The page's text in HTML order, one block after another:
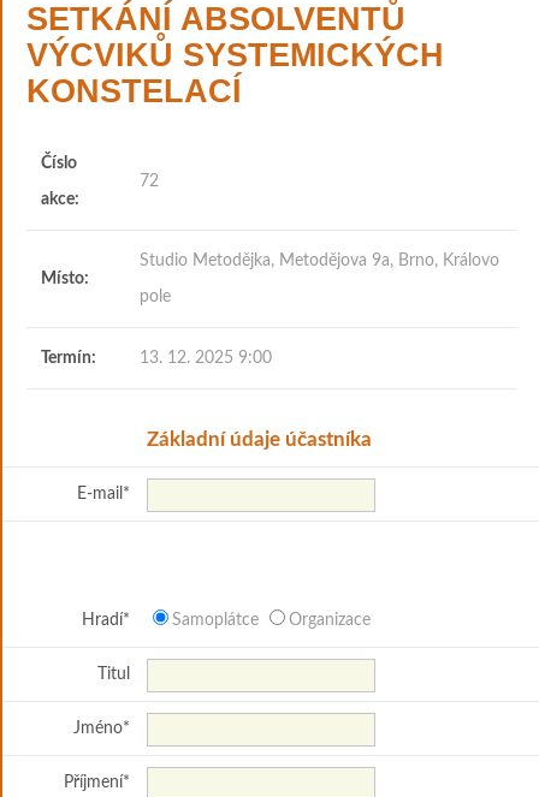
SETKÁNÍ ABSOLVENTŮ
VÝCVIKŮ SYSTEMICKÝCH
KONSTELACÍ
Číslo
akce:
72
Místo:
Studio Metodějka, Metodějova 9a, Brno, Královo
pole
Termín: 13. 12. 2025 9:00
Základní údaje účastníka
E-mail *
Hradí* Samoplátce Organizace
Titul
Jméno*
Příjmení*